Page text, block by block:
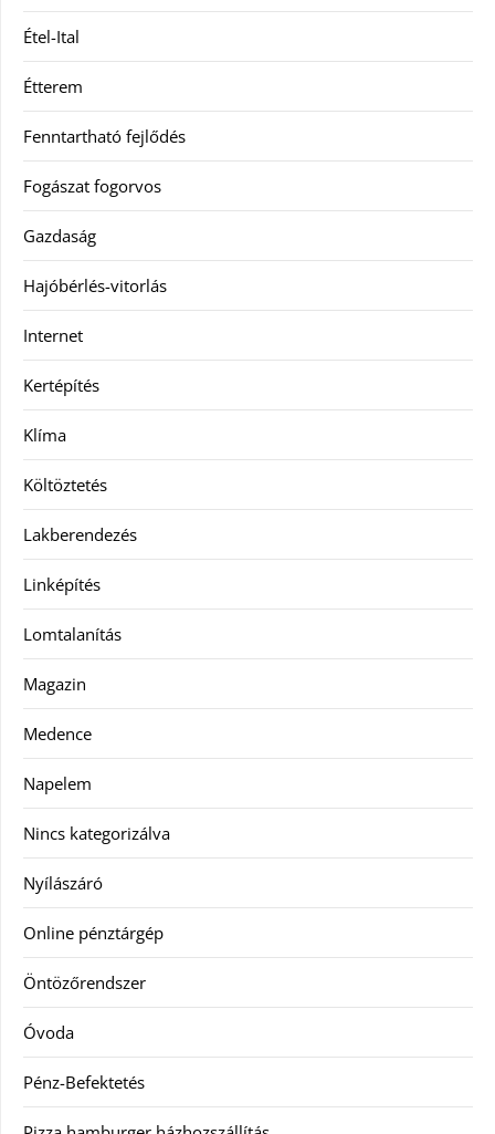
Étel-Ital
Étterem
Fenntartható fejlődés
Fogászat fogorvos
Gazdaság
Hajóbérlés-vitorlás
Internet
Kertépítés
Klíma
Költöztetés
Lakberendezés
Linképítés
Lomtalanítás
Magazin
Medence
Napelem
Nincs kategorizálva
Nyílászáró
Online pénztárgép
Öntözőrendszer
Óvoda
Pénz-Befektetés